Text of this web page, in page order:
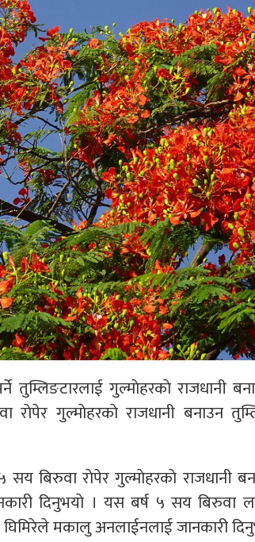
तुम्लिङटारलाई गुल्माेहरकाे राजधानी
राेपेर गुल्माेहरकाे राजधानी बनाउन
सय बिरुवा राेपेर गुल्माेहरकाे राजधानी
दिनुभयाे । यस बर्ष ५ सय बिरुवा
मकालु अनलाईनलाई जानकारी